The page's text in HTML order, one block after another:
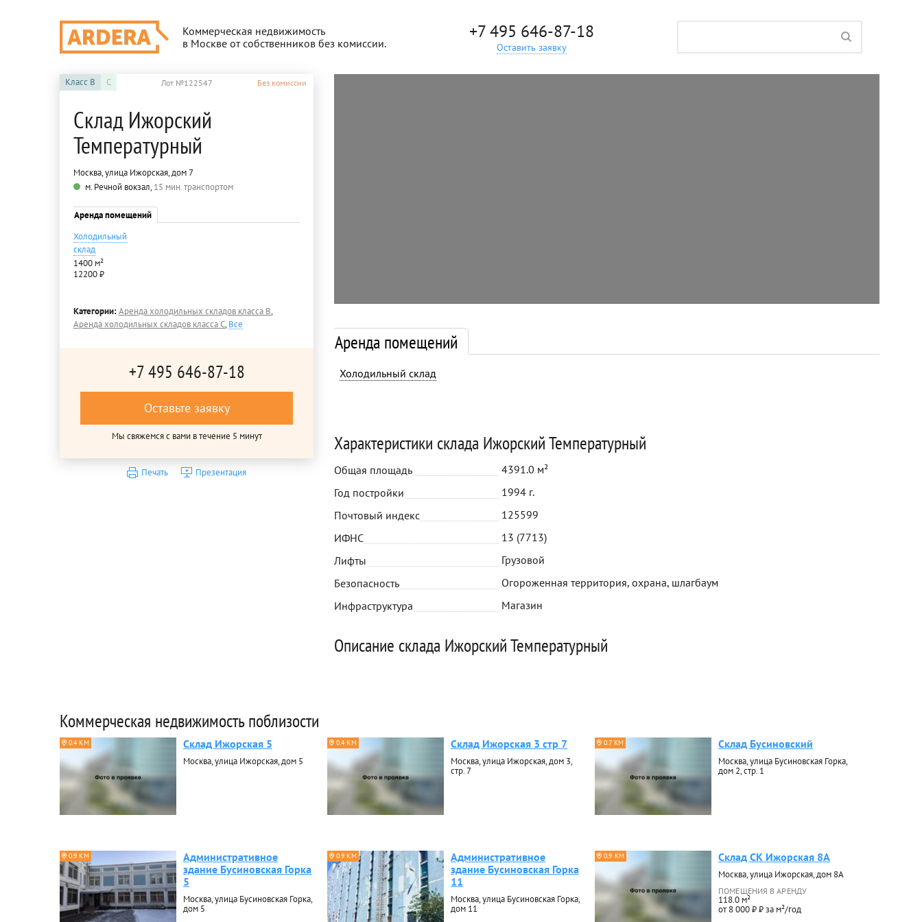
Коммерческая недвижимость
в Москве от собственников без комиссии.
+7 495 646-87-18
Оставить заявку
Класс B C Лот №122547 Без комиссии
Склад Ижорский
Температурный
Москва, улица Ижорская, дом 7
м. Речной вокзал,15 мин. транспортом
Аренда помещений
Холодильный
склад
1400 м²
12200 ₽
Категории:Аренда холодильных складов класса B,
Аренда холодильных складов класса C,Все
+7 495 646-87-18
Оставьте заявку
Мы свяжемся с вами в течение 5 минут
Печать Презентация
Аренда помещений
Холодильный склад
Характеристики склада Ижорский Температурный
Общая площадь
4391.0 м²
Год постройки
1994 г.
Почтовый индекс
125599
ИФНС
13 (7713)
Лифты
Грузовой
Безопасность
Огороженная территория, охрана, шлагбаум
Инфраструктура
Магазин
Описание склада Ижорский Температурный
Коммерческая недвижимость поблизости
0.4 КМ Склад Ижорская 5
Москва, улица Ижорская, дом 5
0.4 КМ Склад Ижорская 3 стр 7
Москва, улица Ижорская, дом 3,
стр. 7
0.7 КМ Склад Бусиновский
Москва, улица Бусиновская Горка,
дом 2, стр. 1
0.9 КМ
Административное
здание Бусиновская Горка
5
Москва, улица Бусиновская Горка,
дом 5
0.9 КМ
Административное
здание Бусиновская Горка
11
Москва, улица Бусиновская Горка,
дом 11
0.9 КМ Склад СК Ижорская 8А
Москва, улица Ижорская, дом 8А
ПОМЕЩЕНИЯ В АРЕНДУ
118.0 м²
от 8 000 ₽ ₽ за м²/год